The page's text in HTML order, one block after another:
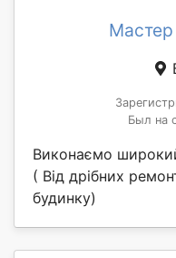
Мастер
Был на
Виконаємо
( Від дрібних
будинку)